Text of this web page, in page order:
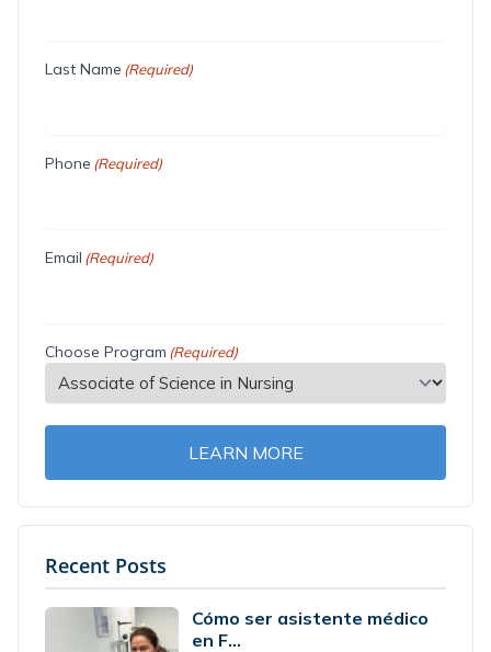
Last Name (Required)
Phone (Required)
Email (Required)
Choose Program (Required)
LEARN MORE
Recent Posts
Cómo ser asistente médico
en F...